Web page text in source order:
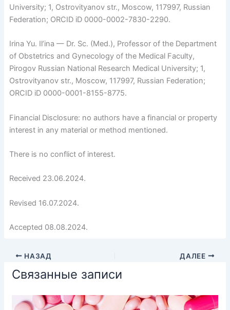
University; 1, Ostrovityanov str., Moscow, 117997, Russian
Federation; ORCID iD 0000-0002-7830-2290.
Irina Yu. Il’ina — Dr. Sc. (Med.), Professor of the Department
of Obstetrics and Gynecology of the Medical Faculty,
Pirogov Russian National Research Medical University; 1,
Ostrovityanov str., Moscow, 117997, Russian Federation;
ORCID iD 0000-0001-8155-8775.
Financial Disclosure: no authors have a financial or property
interest in any material or method mentioned.
There is no conflict of interest.
Received 23.06.2024.
Revised 16.07.2024.
Accepted 08.08.2024.
НАЗАД ДАЛЕЕ
Связанные записи